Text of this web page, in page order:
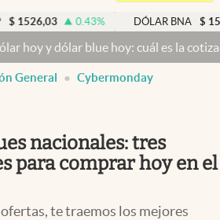
México
0.43% DÓLAR BNA $ 1520 0.00%
blue hoy: cuál es la cotización del
General Cybermonday
nacionales: tres
para comprar hoy en el
te traemos los mejores